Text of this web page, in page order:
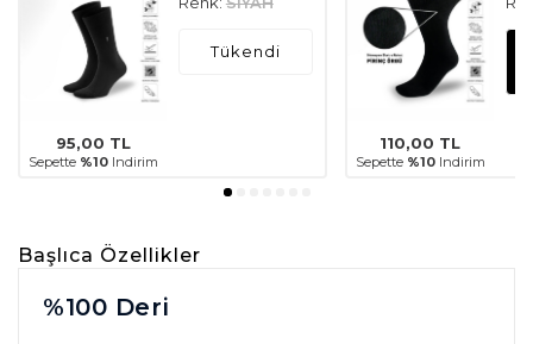
95,00 TL
Sepette %10Indirim
Tükendi
110,00 TL
Sepette %10Indirim
Başlıca Özellikler
%100 Deri